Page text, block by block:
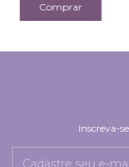
Inscreva-